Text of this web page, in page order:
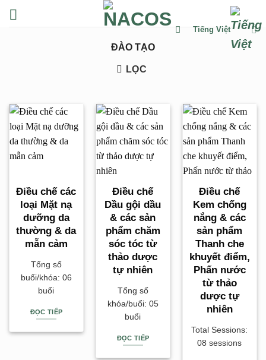
đến
Tiếng Việt
ĐÀO TẠO
LỌC
Điều chế các
loại Mặt nạ
dưỡng da
thường & da
mẫn cảm
Tổng số
buổi/khóa: 06
buổi
ĐỌC TIẾP
Điều chế
Dầu gội dầu
& các sản
phẩm chăm
sóc tóc từ
thảo dược
tự nhiên
Tổng số
khóa/buổi: 05
buổi
ĐỌC TIẾP
Điều chế
Kem chống
nắng & các
sản phẩm
Thanh che
khuyết điểm,
Phấn nước
từ thảo
dược tự
nhiên
Total Sessions:
08 sessions